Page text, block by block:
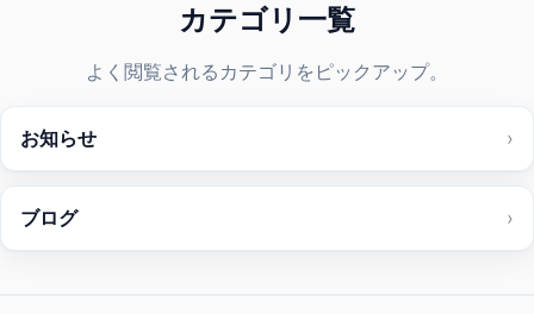
カテゴリ一覧
よく閲覧されるカテゴリをピックアップ。
お知らせ ›
ブログ ›